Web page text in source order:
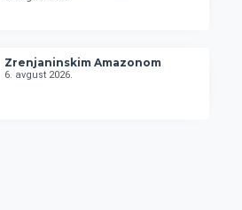
Zrenjaninskim Amazonom
6. avgust 2026.